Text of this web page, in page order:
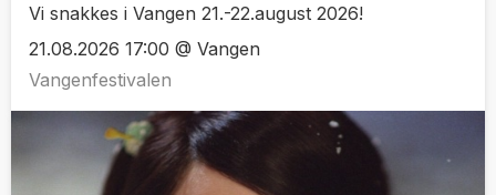
Vi snakkes i Vangen 21.-22.august 2026!
21.08.2026 17:00 @ Vangen
Vangenfestivalen